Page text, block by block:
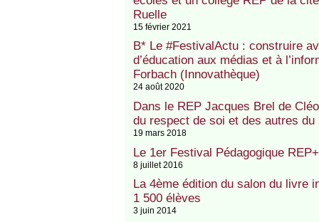
Ruelle
15 février 2021
B* Le #FestivalActu : construire
d’éducation aux médias et à
Forbach (Innovathèque)
24 août 2020
Dans le REP Jacques Brel de
du respect de soi et des autres du
19 mars 2018
Le 1er Festival Pédagogique
8 juillet 2016
La 4ème édition du salon du livre
1 500 élèves
3 juin 2014